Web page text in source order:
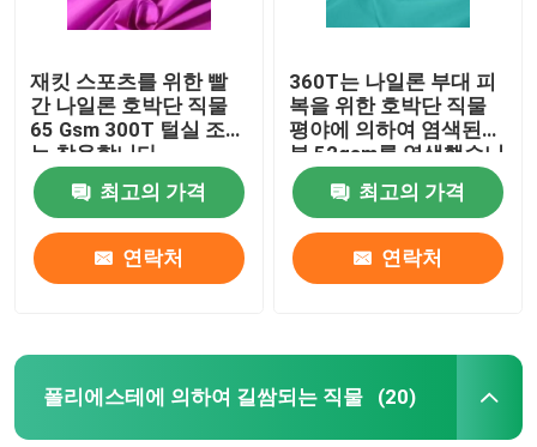
재킷 스포츠를 위한 빨
간 나일론 호박단 직물
65 Gsm 300T 털실 조사
는 착용합니다
최고의 가격
연락처
360T는 나일론 부대 피
복을 위한 호박단 직물
평야에 의하여 염색된
본 52gsm를 염색했습니
다
최고의 가격
연락처
폴리에스테에 의하여 길쌈되는 직물 (20)